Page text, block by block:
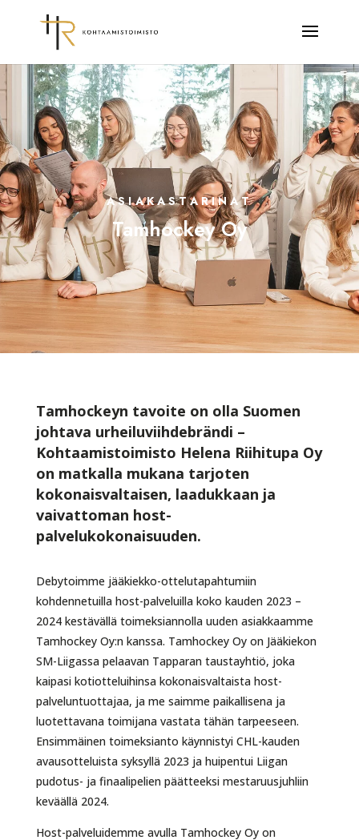
ASIAKASTARINAT
Tamhockey Oy
Tamhockeyn tavoite on olla Suomen
johtava urheiluviihdebrändi –
Kohtaamistoimisto Helena Riihitupa Oy
on matkalla mukana tarjoten
kokonaisvaltaisen, laadukkaan ja
vaivattoman host-
palvelukokonaisuuden.
Debytoimme jääkiekko-ottelutapahtumiin
kohdennetuilla host-palveluilla koko kauden 2023 –
2024 kestävällä toimeksiannolla uuden asiakkaamme
Tamhockey Oy:n kanssa. Tamhockey Oy on Jääkiekon
SM-Liigassa pelaavan Tapparan taustayhtiö, joka
kaipasi kotiotteluihinsa kokonaisvaltaista host-
palveluntuottajaa, ja me saimme paikallisena ja
luotettavana toimijana vastata tähän tarpeeseen.
Ensimmäinen toimeksianto käynnistyi CHL-kauden
avausotteluista syksyllä 2023 ja huipentui Liigan
pudotus- ja finaalipelien päätteeksi mestaruusjuhliin
keväällä 2024.
Host-palveluidemme avulla Tamhockey Oy on